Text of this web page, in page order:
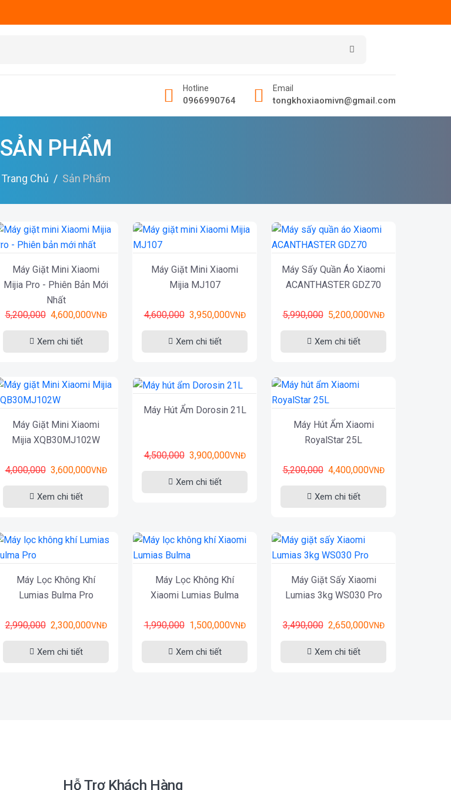
Hotline
0966990764
Email
tongkhoxiaomivn@gmail.com
SẢN PHẨM
Trang Chủ Sản Phẩm
Máy Giặt Mini Xiaomi
Mijia Pro - Phiên Bản Mới
Nhất
5,200,000 4,600,000VNĐ
Xem chi tiết
Máy Giặt Mini Xiaomi
Mijia MJ107
4,600,000 3,950,000VNĐ
Xem chi tiết
Máy Sấy Quần Áo Xiaomi
ACANTHASTER GDZ70
5,990,000 5,200,000VNĐ
Xem chi tiết
Máy Giặt Mini Xiaomi
Mijia XQB30MJ102W
4,000,000 3,600,000VNĐ
Xem chi tiết
Máy Hút Ẩm Dorosin 21L
4,500,000 3,900,000VNĐ
Xem chi tiết
Máy Hút Ẩm Xiaomi
RoyalStar 25L
5,200,000 4,400,000VNĐ
Xem chi tiết
Máy Lọc Không Khí
Lumias Bulma Pro
2,990,000 2,300,000VNĐ
Xem chi tiết
Máy Lọc Không Khí
Xiaomi Lumias Bulma
1,990,000 1,500,000VNĐ
Xem chi tiết
Máy Giặt Sấy Xiaomi
Lumias 3kg WS030 Pro
3,490,000 2,650,000VNĐ
Xem chi tiết
Hỗ Trợ Khách Hàng